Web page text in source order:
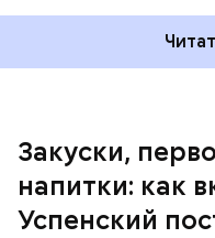
Закуски,
напитки: как
Успенский
300 г моркови;
200 г шпината;
зелень петрушки и